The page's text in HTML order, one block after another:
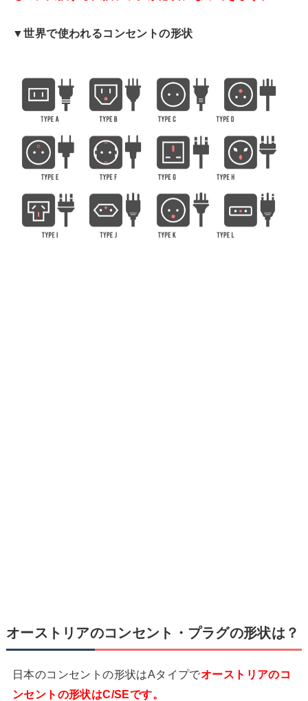
▼世界で使われるコンセントの形状
オーストリアのコンセント・プラグの形状は？
日本のコンセントの形状はAタイプでオーストリアのコ
ンセントの形状はC/SEです。